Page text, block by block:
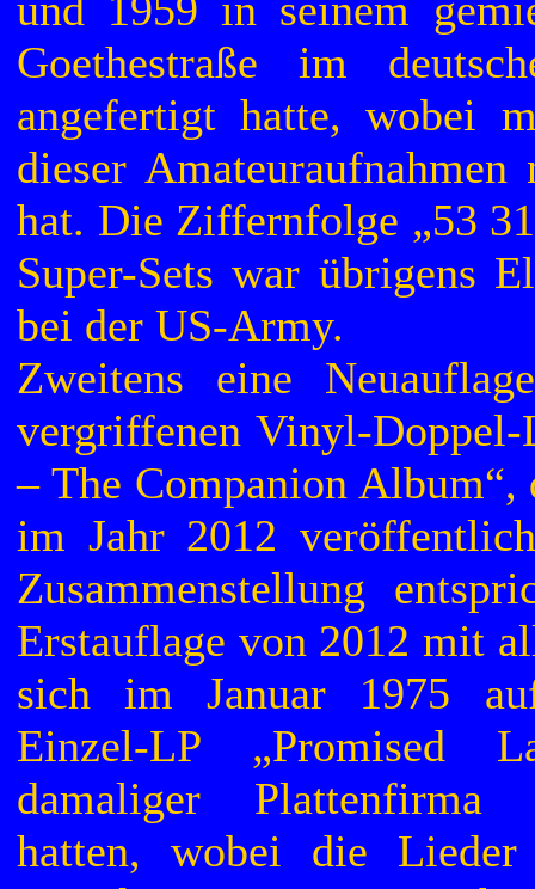
Goethestraße im
angefertigt hatte, wobei
dieser Amateuraufnahmen
hat. Die Ziffernfolge „53
Super-Sets war übrigens
bei der US-Army.
Zweitens eine
vergriffenen Vinyl-Doppel-
– The Companion Album“,
im Jahr 2012
Zusammenstellung
Erstauflage von 2012 mit
sich im Januar 1975
Einzel-LP „Promised
damaliger Plattenfirma
hatten, wobei die